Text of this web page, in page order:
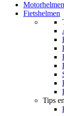
Motorhelmen
Fietshelmen
Tips